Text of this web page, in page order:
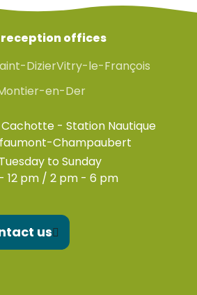
reception offices
DizierVitry-le-François
en-Der
Cachotte - Station Nautique
Champaubert
Tuesday to Sunday
12 pm / 2 pm - 6 pm
us